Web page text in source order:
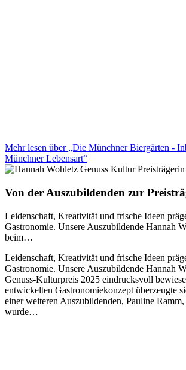
Mehr lesen über „Die Münchner Biergärten -
Münchner Lebensart“
Von der Auszubildenden zur
Leidenschaft, Kreativität und frische Ideen
Gastronomie. Unsere Auszubildende Hannah
beim…
Leidenschaft, Kreativität und frische Ideen
Gastronomie. Unsere Auszubildende Hannah
Genuss-Kulturpreis 2025 eindrucksvoll
entwickelten Gastronomiekonzept überzeugte
einer weiteren Auszubildenden, Pauline
wurde…